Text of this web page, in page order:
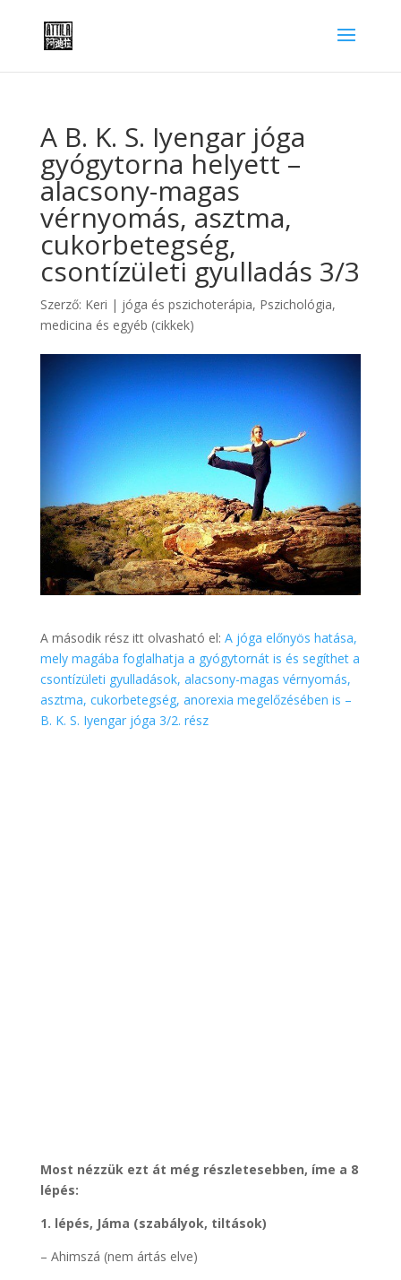
A B. K. S. Iyengar jóga
gyógytorna helyett –
alacsony-magas
vérnyomás, asztma,
cukorbetegség,
csontízületi gyulladás 3/3
Szerző: Keri | jóga és pszichoterápia, Pszichológia,
medicina és egyéb (cikkek)
A második rész itt olvasható el: A jóga előnyös hatása,
mely magába foglalhatja a gyógytornát is és segíthet a
csontízületi gyulladások, alacsony-magas vérnyomás,
asztma, cukorbetegség, anorexia megelőzésében is –
B. K. S. Iyengar jóga 3/2. rész
Most nézzük ezt át még részletesebben, íme a 8
lépés:
1. lépés, Jáma (szabályok, tiltások)
– Ahimszá (nem ártás elve)